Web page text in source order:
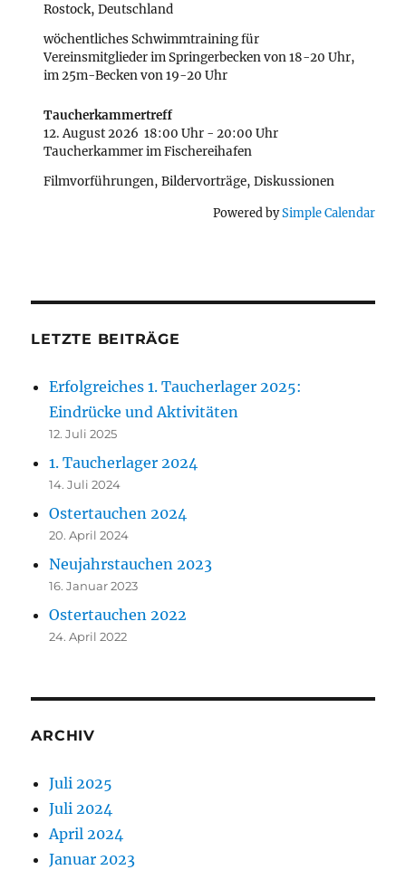
Rostock, Deutschland
wöchentliches Schwimmtraining für
Vereinsmitglieder im Springerbecken von 18-20 Uhr,
im 25m-Becken von 19-20 Uhr
Taucherkammertreff
12. August 2026 18:00 Uhr -20:00 Uhr
Taucherkammer im Fischereihafen
Filmvorführungen, Bildervorträge, Diskussionen
Powered bySimple Calendar
LETZTE BEITRÄGE
Erfolgreiches 1. Taucherlager 2025:
Eindrücke und Aktivitäten
12. Juli 2025
1. Taucherlager 2024
14. Juli 2024
Ostertauchen 2024
20. April 2024
Neujahrstauchen 2023
16. Januar 2023
Ostertauchen 2022
24. April 2022
ARCHIV
Juli 2025
Juli 2024
April 2024
Januar 2023